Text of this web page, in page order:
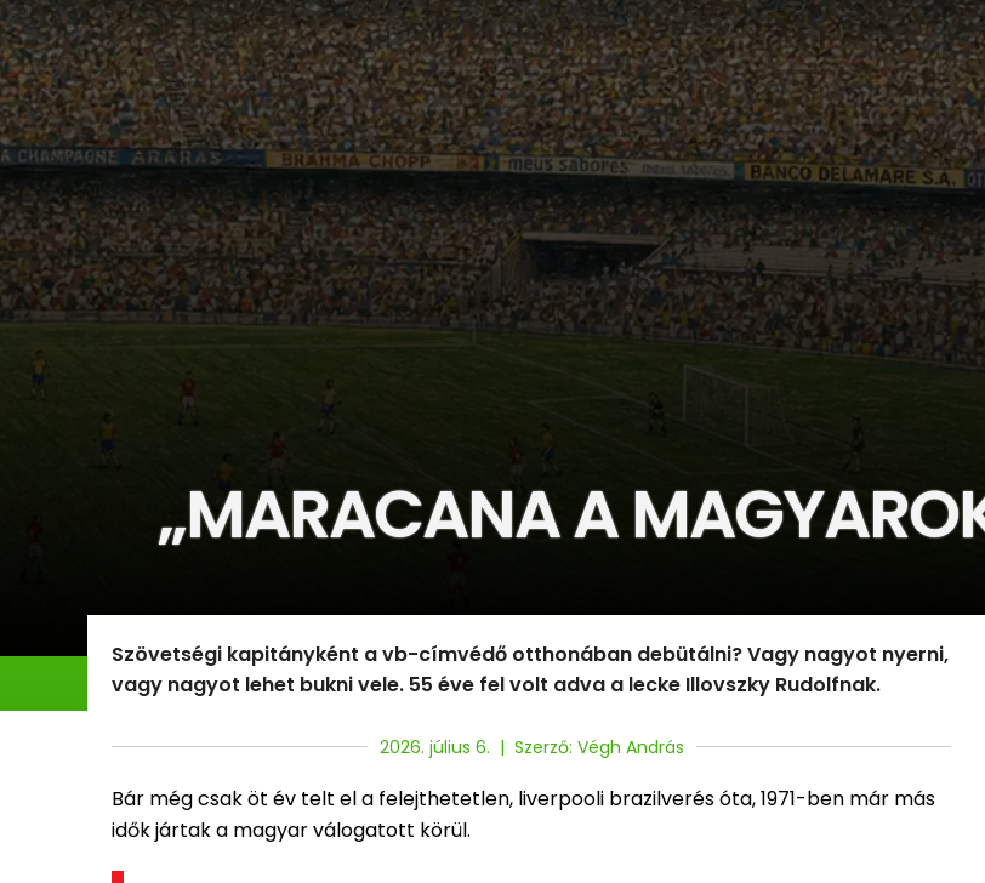
„MARACANA A
Szövetségi kapitányként a vb-címvédő otthonában debütálni? Vagy nagyot nyerni,
vagy nagyot lehet bukni vele. 55 éve fel volt adva a lecke Illovszky Rudolfnak.
2026. július 6. | Szerző: Végh András
Bár még csak öt év telt el a felejthetetlen, liverpooli brazilverés óta, 1971-ben már más
idők jártak a magyar válogatott körül.